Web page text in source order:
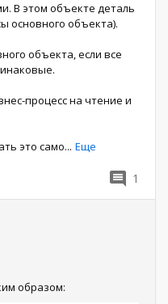
В этом объекте деталь
основного объекта).
объекта, если все
процесс на чтение и
это само... Еще
1
образом: